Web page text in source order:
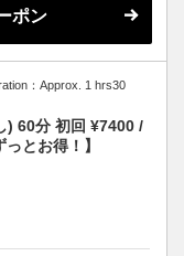
ゃなく２回目以降もず
か？
ジを最小限に抑えなが
毛には爆抜けモードで
ることも？！
脱毛したい方は是非ご
ポン
：Approx. 1 hrs30
) 60分 初回 ¥7400 /
とお得！】